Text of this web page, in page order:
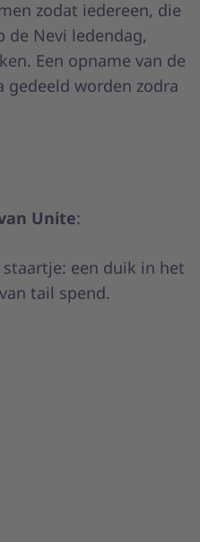
zodat iedereen, die
de Nevi ledendag,
Een opname van de
gedeeld worden zodra
Unite:
een duik in het
tail spend.